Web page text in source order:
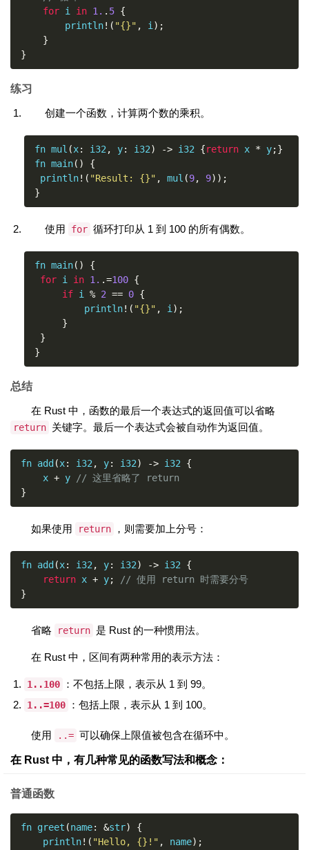
for i in 1. . 5 {
        println
!( "{}" , i );
}
}
练习
创建一个函数，计算两个数的乘积。
fn mul (x: i32 , y: i32) -> i32 {return x * y;}
fn main()
{
println!( "Result: {}" , mul (9, 9));
}
使用 for 循环打印从 1 到 100 的所有偶数。
fn main()
{
for i in 1. .=100 {
if i % 2 == 0 {
         println
!( "{}" , i );
}
}
}
总结
在 Rust 中，函数的最后一个表达式的返回值可以省略
return 关键字。最后一个表达式会被自动作为返回值。
fn add (x: i32 , y: i32) -> i32 {
    x
+ y
// 这里省略了 return
}
如果使用 return ，则需要加上分号：
fn add (x: i32 , y: i32) -> i32 {
return x + y;
// 使用 return 时需要分号
}
省略 return 是 Rust 的一种惯用法。
在 Rust 中，区间有两种常用的表示方法：
1..100 ：不包括上限，表示从 1 到 99。
1..=100 ：包括上限，表示从 1 到 100。
使用 ..= 可以确保上限值被包含在循环中。
在 Rust 中，有几种常见的函数写法和概念：
普通函数
fn greet (name: &str)
{
    println
!( "Hello, {}!" , name);